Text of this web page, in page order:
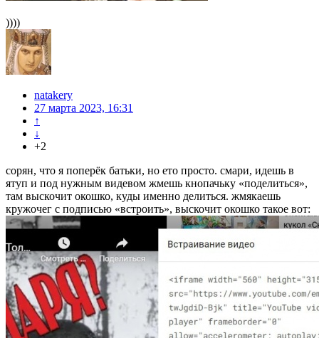
))))
natakery
27 марта 2023, 16:31
↑
↓
+2
сорян, что я поперёк батьки, но ето просто. смари, идешь в
ятуп и под нужным видевом жмешь кнопачьку «поделиться»,
там выскочит окошко, куды именно делиться. жмякаешь
кружочег с подписью «встроить», выскочит окошко такое вот: